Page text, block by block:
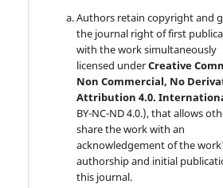
Authors retain copyright and
the journal right of first
with the work simultaneously
licensed underCreative
Non Commercial, No
Attribution 4.0.
BY-NC-ND 4.0.), that allows
share the work with an
acknowledgement of the
authorship and initial
this journal.